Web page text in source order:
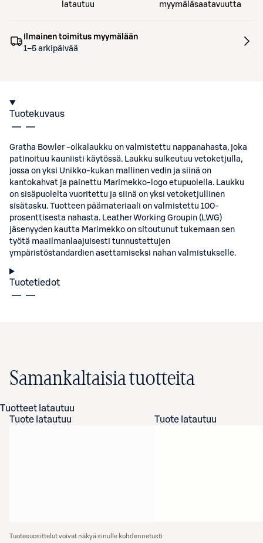
latautuu
myymäläsaatavuutta
Ilmainen toimitus myymälään
1–5 arkipäivää
Tuotekuvaus
Gratha Bowler -olkalaukku on valmistettu nappanahasta, joka
patinoituu kauniisti käytössä. Laukku sulkeutuu vetoketjulla,
jossa on yksi Unikko-kukan mallinen vedin ja siinä on
kantokahvat ja painettu Marimekko-logo etupuolella. Laukku
on sisäpuolelta vuoritettu ja siinä on yksi vetoketjullinen
sisätasku. Tuotteen päämateriaali on valmistettu 100-
prosenttisesta nahasta. Leather Working Groupin (LWG)
jäsenyyden kautta Marimekko on sitoutunut tukemaan sen
työtä maailmanlaajuisesti tunnustettujen
ympäristöstandardien asettamiseksi nahan valmistukselle.
Tuotetiedot
Samankaltaisia tuotteita
Tuotteet latautuu
Tuote latautuu
Tuote latautuu
Tuotesuosittelut voivat näkyä sinulle kohdennetusti